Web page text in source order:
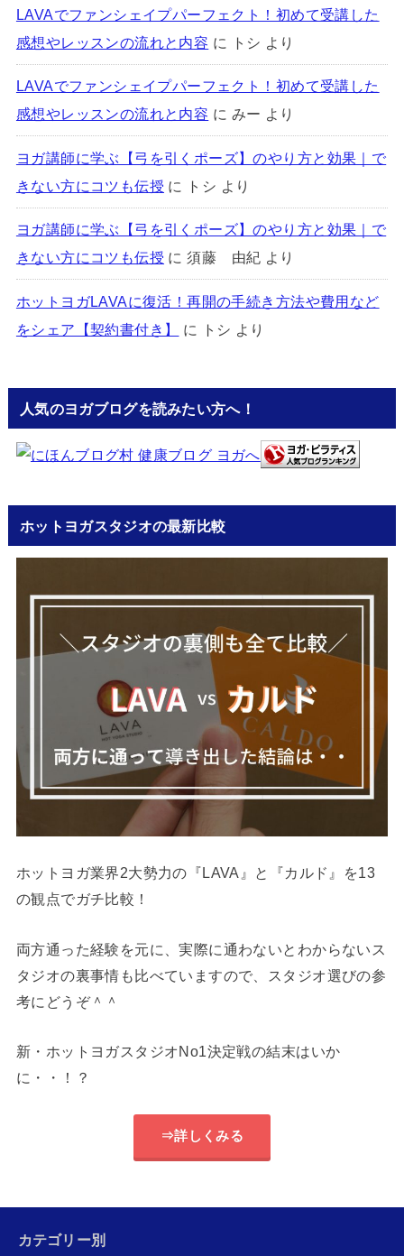
LAVAでファンシェイプパーフェクト！初めて受講した
感想やレッスンの流れと内容 に トシ より
LAVAでファンシェイプパーフェクト！初めて受講した
感想やレッスンの流れと内容 に みー より
ヨガ講師に学ぶ【弓を引くポーズ】のやり方と効果｜で
きない方にコツも伝授 に トシ より
ヨガ講師に学ぶ【弓を引くポーズ】のやり方と効果｜で
きない方にコツも伝授 に須藤 由紀 より
ホットヨガLAVAに復活！再開の手続き方法や費用など
をシェア【契約書付き】
に トシ より
人気のヨガブログを読みたい方へ！
ホットヨガスタジオの最新比較
ホットヨガ業界2大勢力の『LAVA』と『カルド』を13
の観点でガチ比較！
両方通った経験を元に、実際に通わないとわからないス
タジオの裏事情も比べていますので、スタジオ選びの参
考にどうぞ＾＾
新・ホットヨガスタジオNo1決定戦の結末はいか
に・・！？
⇒詳しくみる
カテゴリー別